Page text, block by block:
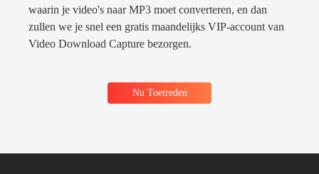
waarin je video's naar MP3 moet converteren, en dan
zullen we je snel een gratis maandelijks VIP-account van
Video Download Capture bezorgen.
Nu Toetreden